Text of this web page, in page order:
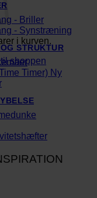
i kurven.
shoppen
- Briller
- Synstræning
STRUKTUR
Timer)